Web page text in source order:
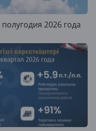
2026 года